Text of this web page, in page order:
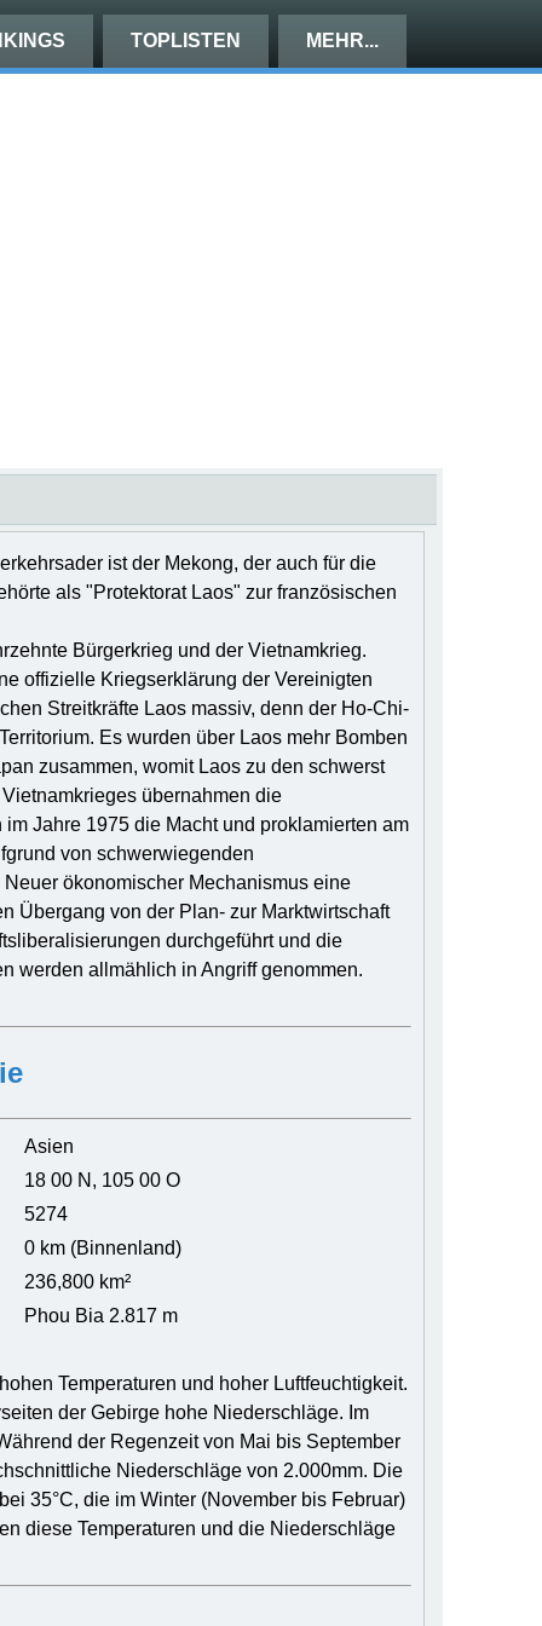
TOPLISTEN MEHR...
ist der Mekong, der auch für die
als "Protektorat Laos" zur französischen
Bürgerkrieg und der Vietnamkrieg.
offizielle Kriegserklärung der Vereinigten
Streitkräfte Laos massiv, denn der Ho-Chi-
Es wurden über Laos mehr Bomben
zusammen, womit Laos zu den schwerst
übernahmen die
Jahre 1975 die Macht und proklamierten am
von schwerwiegenden
ökonomischer Mechanismus eine
Übergang von der Plan- zur Marktwirtschaft
durchgeführt und die
werden allmählich in Angriff genommen.
Asien
18 00 N, 105 00 O
5274
0 km (Binnenland)
236,800 km²
Phou Bia 2.817 m
Temperaturen und hoher Luftfeuchtigkeit.
der Gebirge hohe Niederschläge. Im
der Regenzeit von Mai bis September
Niederschläge von 2.000mm. Die
35°C, die im Winter (November bis Februar)
diese Temperaturen und die Niederschläge